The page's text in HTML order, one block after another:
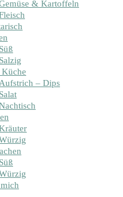
& Kartoffeln
Süß
Salzig
Aufstrich – Dips
Salat
Süß